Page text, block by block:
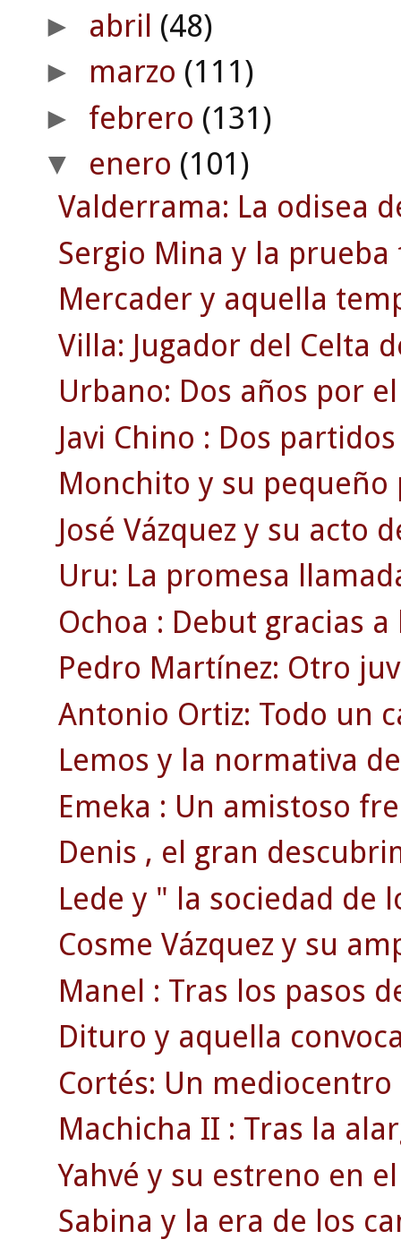
► abril (48)
► marzo (111)
► febrero (131)
▼ enero (101)
Valderrama: La odisea
Sergio Mina y la
Mercader y aquella
Villa: Jugador del Celta
Urbano: Dos años por
Javi Chino : Dos
Monchito y su pequeño
José Vázquez y su acto
Uru: La promesa
Ochoa : Debut gracias
Pedro Martínez: Otro
Antonio Ortiz: Todo un
Lemos y la normativa
Emeka : Un amistoso
Denis , el gran
Lede y " la sociedad de
Cosme Vázquez y su
Manel : Tras los pasos
Dituro y aquella
Cortés: Un
Machicha II : Tras la
Yahvé y su estreno en
Sabina y la era de los